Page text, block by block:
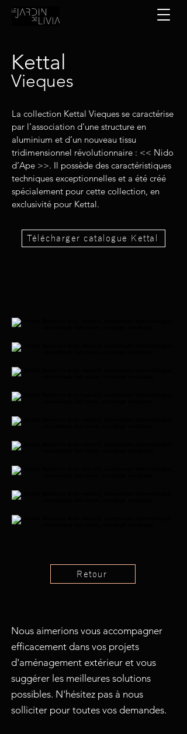
Kettal
Vieques
La collection Kettal Vieques se caractérise
par l’association d’une structure en
aluminium et d’un nouveau tissu
tridimensionnel révolutionnaire : << Nido
d’Ape >>. Il possède des caractéristiques
techniques exceptionnelles et a été créé
spécialement pour cette collection, en
exclusivité pour Kettal.
Télécharger catalogue Kettal
Retour
Nous aimerions vous accompagner
efficacement dans vos projets
d'aménagement extérieur et vous
suggérer les meilleures solutions
possibles. N'hésitez pas à nous
solliciter pour toutes vos demandes.